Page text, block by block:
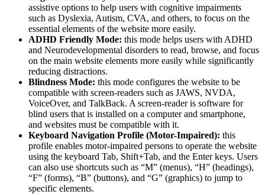
assistive options to help users with cognitive impairments
such as Dyslexia, Autism, CVA, and others, to focus on the
essential elements of the website more easily.
ADHD Friendly Mode: this mode helps users with ADHD
and Neurodevelopmental disorders to read, browse, and focus
on the main website elements more easily while significantly
reducing distractions.
Blindness Mode: this mode configures the website to be
compatible with screen-readers such as JAWS, NVDA,
VoiceOver, and TalkBack. A screen-reader is software for
blind users that is installed on a computer and smartphone,
and websites must be compatible with it.
Keyboard Navigation Profile (Motor-Impaired): this
profile enables motor-impaired persons to operate the website
using the keyboard Tab, Shift+Tab, and the Enter keys. Users
can also use shortcuts such as “M” (menus), “H” (headings),
“F” (forms), “B” (buttons), and “G” (graphics) to jump to
specific elements.